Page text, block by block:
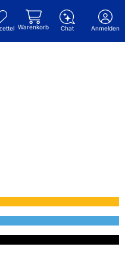
Warenkorb Chat Anmelden